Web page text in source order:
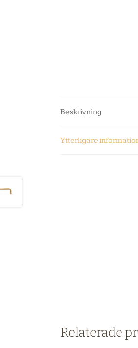
Beskrivning
Ytterligare
Relaterade